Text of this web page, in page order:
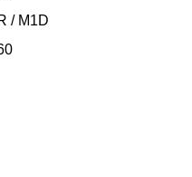
/ M1D